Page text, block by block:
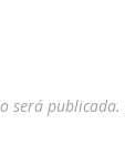
será publicada.